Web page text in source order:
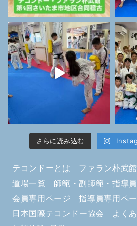
さらに読み込む
テコンドーとは ファラン朴武
道場一覧
師範・副師範・指導員
会員専用ページ
指導員専用ペ
日本国際テコンドー協会
よく